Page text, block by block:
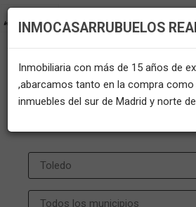
INMUEBLES EN
VENTAS DE
INMOCASARRUBUELOS
Inmobiliaria con más de 15 años de
,abarcamos tanto en la compra
inmuebles del sur de Madrid y norte